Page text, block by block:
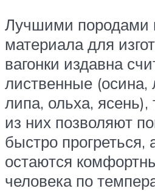
Лучшими породами
материала для
вагонки издавна
лиственные (осина,
липа, ольха, ясень),
из них позволяют
быстро прогреться,
остаются
человека по